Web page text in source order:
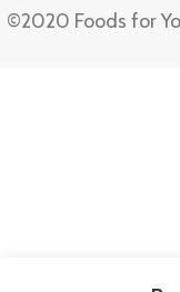
©2020 Foods for